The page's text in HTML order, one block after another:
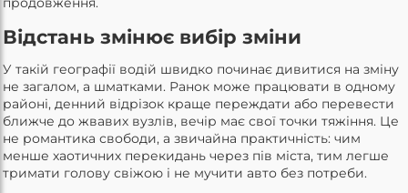
Відстань змінює вибір зміни
У такій географії водій швидко починає дивитися на зміну
не загалом, а шматками. Ранок може працювати в одному
районі, денний відрізок краще переждати або перевести
ближче до жвавих вузлів, вечір має свої точки тяжіння. Це
не романтика свободи, а звичайна практичність: чим
менше хаотичних перекидань через пів міста, тим легше
тримати голову свіжою і не мучити авто без потреби.